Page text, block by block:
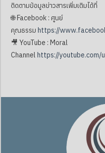
ติดตามข้อมูลข่าวสารเพิ่มเติมได้ที่
🌐 Facebook : ศูนย์
คุณธรรมhttps://
🎥 YouTube : Moral
Channelhttps://youtube.com/